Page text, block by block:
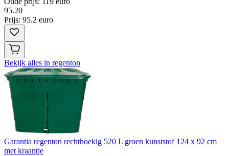
95.20
Prijs: 95.2 euro
Bekijk alles in regenton
Garantia regenton rechthoekig 520 L groen kunststof 124 x 92 cm
met kraantje